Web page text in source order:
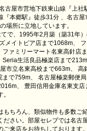
古屋市営地下鉄東山線『上社
『本郷駅』徒歩31分 、名古屋
場所に立地しています。
で、1995年2月築（築31年）
メイトピア店まで1068m、
ァミリーマート名東高針店
Seria生活良品極楽店まで
市立名東高校まで663m、 高
で759m、 名古屋極楽郵便
、 豊田信用金庫名東支店
もちろん、類似物件も多数ご
ださい。部屋セレブでは名古
ご来店をお待ちしております